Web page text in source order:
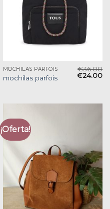
MOCHILAS PARFOIS
mochilas parfois
€36.00
€24.00
¡Oferta!